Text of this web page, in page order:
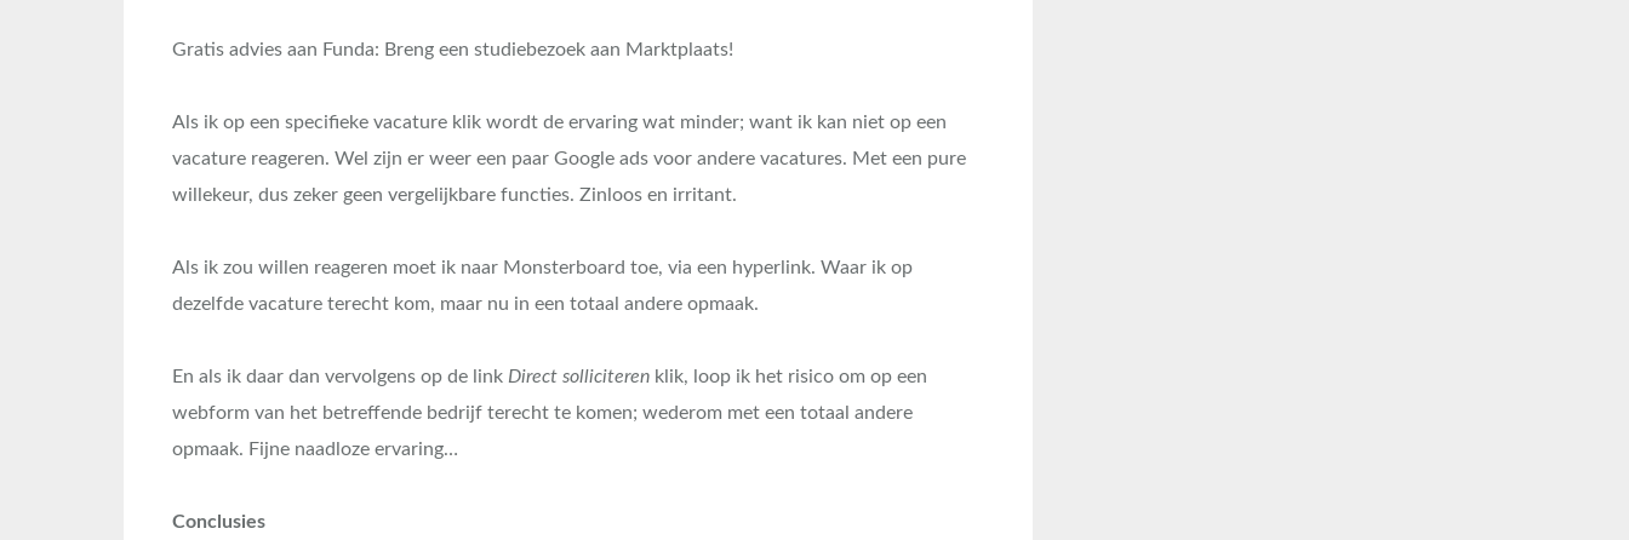
Gratis advies aan Funda: Breng een studiebezoek aan Marktplaats!
Als ik op een specifieke vacature klik wordt de ervaring wat minder; want ik kan niet op een
vacature reageren. Wel zijn er weer een paar Google ads voor andere vacatures. Met een pure
willekeur, dus zeker geen vergelijkbare functies. Zinloos en irritant.
Als ik zou willen reageren moet ik naar Monsterboard toe, via een hyperlink. Waar ik op
dezelfde vacature terecht kom, maar nu in een totaal andere opmaak.
En als ik daar dan vervolgens op de link Direct solliciteren klik, loop ik het risico om op een
webform van het betreffende bedrijf terecht te komen; wederom met een totaal andere
opmaak. Fijne naadloze ervaring…
Conclusies